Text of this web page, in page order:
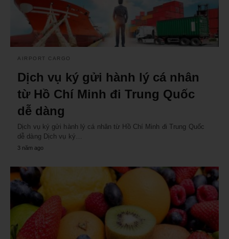
AIRPORT CARGO
Dịch vụ ký gửi hành lý cá nhân
từ Hồ Chí Minh đi Trung Quốc
dễ dàng
Dịch vụ ký gửi hành lý cá nhân từ Hồ Chí Minh đi Trung Quốc
dễ dàng Dịch vụ ký…
3 năm ago